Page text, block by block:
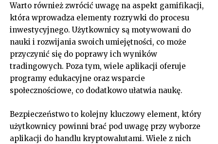
Warto również zwrócić uwagę na aspekt gamifikacji,
która wprowadza elementy rozrywki do procesu
inwestycyjnego. Użytkownicy są motywowani do
nauki i rozwijania swoich umiejętności, co może
przyczynić się do poprawy ich wyników
tradingowych. Poza tym, wiele aplikacji oferuje
programy edukacyjne oraz wsparcie
społecznościowe, co dodatkowo ułatwia naukę.
Bezpieczeństwo to kolejny kluczowy element, który
użytkownicy powinni brać pod uwagę przy wyborze
aplikacji do handlu kryptowalutami. Wiele z nich